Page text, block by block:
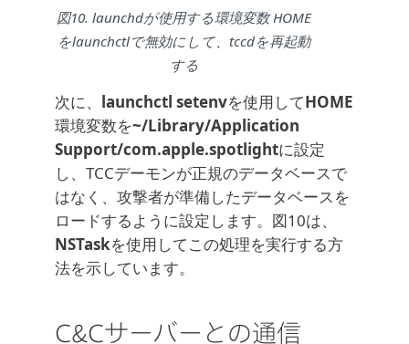
図10. launchdが使用する環境変数 HOME
をlaunchctlで無効にして、tccdを再起動
する
次に、 launchctl setenvを使用してHOME
環境変数を~/Library/Application
Support/com.apple.spotlightに設定
し、TCCデーモンが正規のデータベースで
はなく、攻撃者が準備したデータベースを
ロードするように設定します。図10は、
NSTaskを使用してこの処理を実行する方
法を示しています。
C&Cサーバーとの通信